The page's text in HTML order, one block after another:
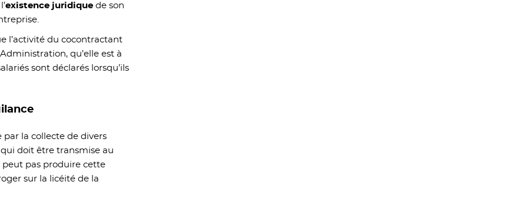
existence juridique de son
l’activité du cocontractant
qu’elle est à
sont déclarés lorsqu’ils
par la collecte de divers
doit être transmise au
peut pas produire cette
sur la licéité de la